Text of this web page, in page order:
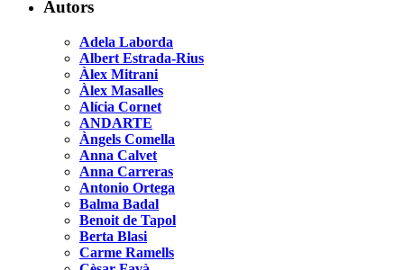
Autors
Adela Laborda
Albert Estrada-Rius
Àlex Mitrani
Àlex Masalles
Alícia Cornet
ANDARTE
Àngels Comella
Anna Calvet
Anna Carreras
Antonio Ortega
Balma Badal
Benoit de Tapol
Berta Blasi
Carme Ramells